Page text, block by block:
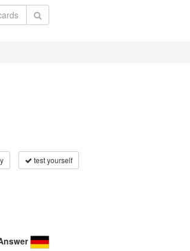
test yourself